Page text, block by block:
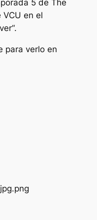
5 de The
en el
“.
para verlo en